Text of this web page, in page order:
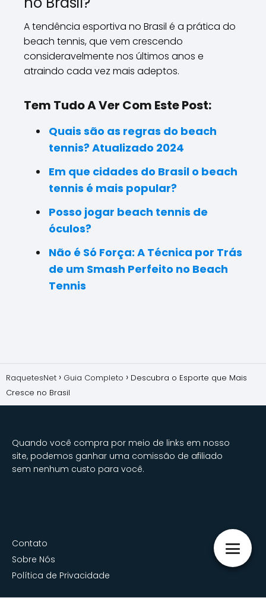
A tendência esportiva no Brasil é a prática do
beach tennis, que vem crescendo
consideravelmente nos últimos anos e
atraindo cada vez mais adeptos.
Tem Tudo A Ver Com Este Post:
Quais são as regras do beach
tennis? Atualizado 2024
Em que cidades do Brasil o beach
tennis é mais popular?
Posso jogar beach tennis de
óculos?
Não é Só Força: A Técnica por Trás
de um Smash Perfeito no Beach
Tennis
RaquetesNet Guia Completo
Descubra o Esporte que Mais
Cresce no Brasil
Quando você compra por meio de links em nosso
site, podemos ganhar uma comissão de afiliado
sem nenhum custo para você.
Contato
Sobre Nós
Política de Privacidade